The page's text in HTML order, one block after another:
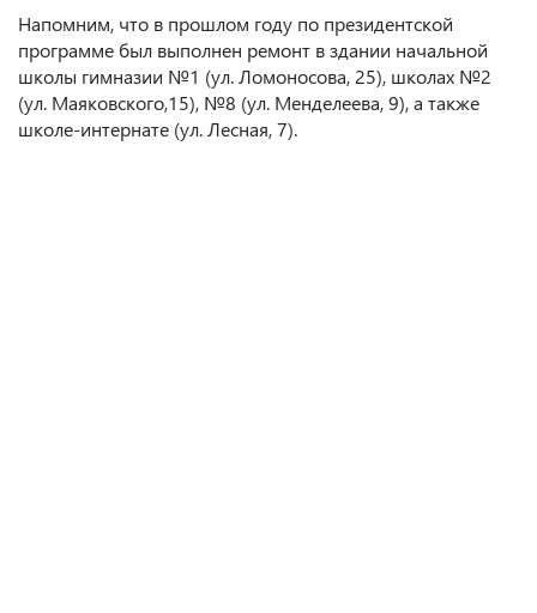
Напомним, что в прошлом году по президентской
программе был выполнен ремонт в здании начальной
школы гимназии №1 (ул. Ломоносова, 25), школах №2
(ул. Маяковского,15), №8 (ул. Менделеева, 9), а также
школе-интернате (ул. Лесная, 7).